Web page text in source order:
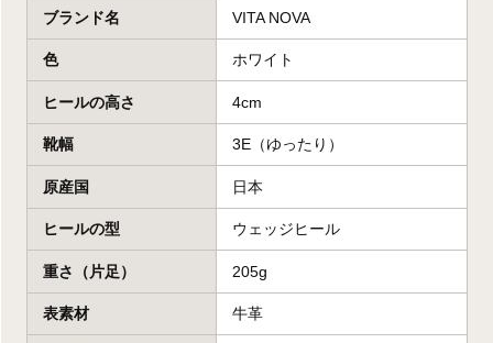
ブランド名 VITA NOVA
色 ホワイト
ヒールの高さ 4cm
靴幅 3E（ゆったり）
原産国 日本
ヒールの型 ウェッジヒール
重さ（片足） 205g
表素材 牛革